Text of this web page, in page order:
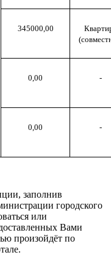
345000,00
0,00 -
0,00 -
заполнив
городского
или
Вами
произойдёт по